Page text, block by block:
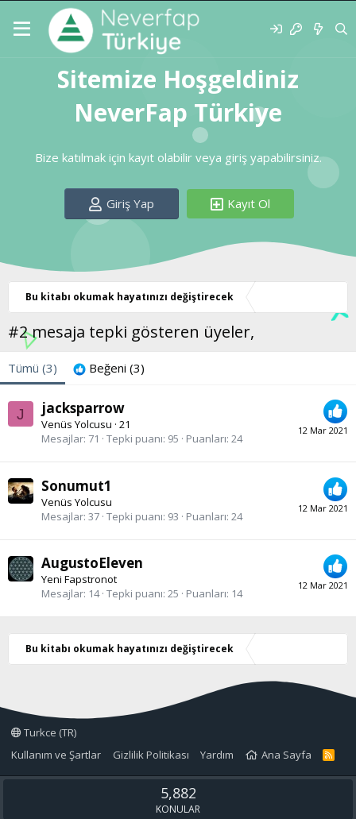
Sitemize Hoşgeldiniz
NeverFap Türkiye
Bize katılmak için kayıt olabilir veya giriş yapabilirsiniz.
Giriş Yap Kayıt Ol
Bu kitabı okumak hayatınızı değiştirecek
#2 mesaja tepki gösteren üyeler,
Tümü (3) Beğeni (3)
J
12 Mar 2021
jacksparrow
Venüs Yolcusu · 21
Mesajlar 71 Tepki puanı 95 Puanları 24
12 Mar 2021
Sonumut1
Venüs Yolcusu
Mesajlar 37 Tepki puanı 93 Puanları 24
12 Mar 2021
AugustoEleven
Yeni Fapstronot
Mesajlar 14 Tepki puanı 25 Puanları 14
Bu kitabı okumak hayatınızı değiştirecek
Turkce (TR)
Kullanım ve Şartlar
Gizlilik Politikası Yardım Ana Sayfa
R
S
5,882
KONULAR